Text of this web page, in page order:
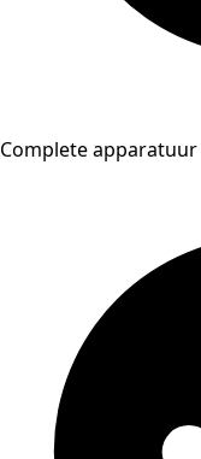
Complete